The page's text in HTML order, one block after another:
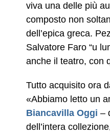
viva una delle più
composto non
dell’epica greca.
Salvatore Faro “u
anche il teatro, con
Tutto acquisito ora
«Abbiamo letto un
Biancavilla Oggi –
dell’intera